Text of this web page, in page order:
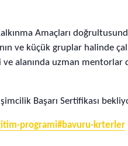
Amaçları
ve küçük gruplar halinde
alanında uzman mentorlar
Başarı Sertifikası
programi#bavuru-krterler